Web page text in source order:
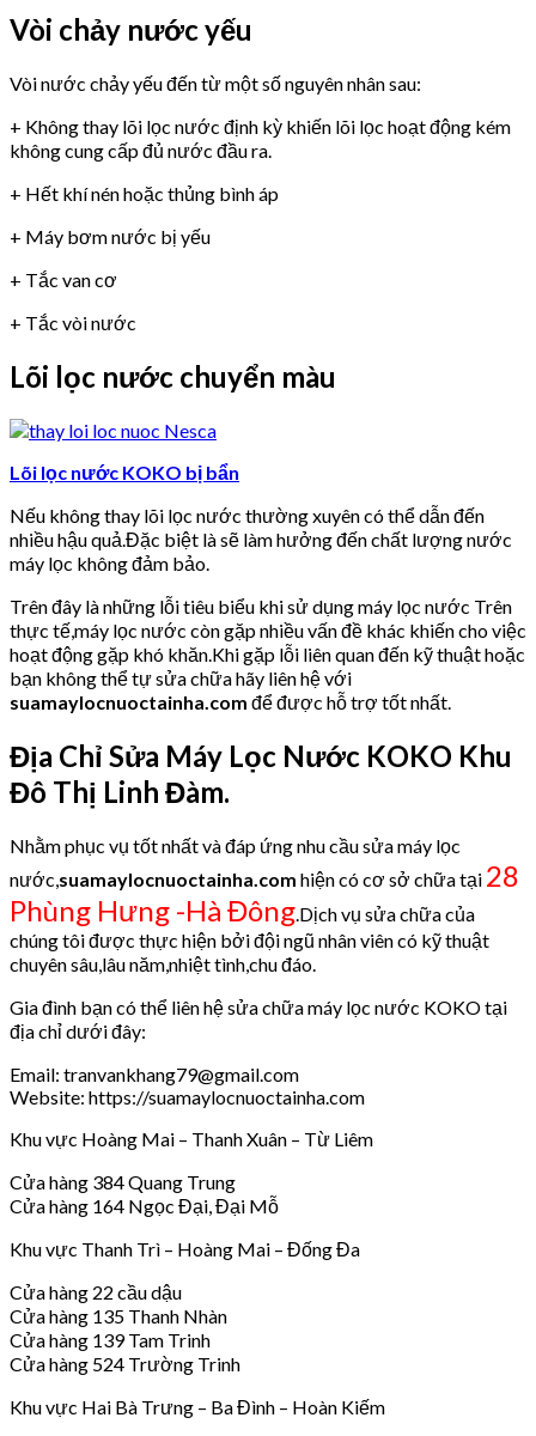
Vòi chảy nước yếu
Vòi nước chảy yếu đến từ một số nguyên nhân sau:
+ Không thay lõi lọc nước định kỳ khiến lõi lọc hoạt động kém
không cung cấp đủ nước đầu ra.
+ Hết khí nén hoặc thủng bình áp
+ Máy bơm nước bị yếu
+ Tắc van cơ
+ Tắc vòi nước
Lõi lọc nước chuyển màu
Lõi lọc nước KOKO bị bẩn
Nếu không thay lõi lọc nước thường xuyên có thể dẫn đến
nhiều hậu quả.Đặc biệt là sẽ làm hưởng đến chất lượng nước
máy lọc không đảm bảo.
Trên đây là những lỗi tiêu biểu khi sử dụng máy lọc nước Trên
thực tế,máy lọc nước còn gặp nhiều vấn đề khác khiến cho việc
hoạt động gặp khó khăn.Khi gặp lỗi liên quan đến kỹ thuật hoặc
bạn không thể tự sửa chữa hãy liên hệ với
suamaylocnuoctainha.com để được hỗ trợ tốt nhất.
Địa Chỉ Sửa Máy Lọc Nước KOKO Khu
Đô Thị Linh Đàm.
Nhằm phục vụ tốt nhất và đáp ứng nhu cầu sửa máy lọc
nước, suamaylocnuoctainha.com hiện có cơ sở chữa tại 28
Phùng Hưng -Hà Đông .Dịch vụ sửa chữa của
chúng tôi được thực hiện bởi đội ngũ nhân viên có kỹ thuật
chuyên sâu,lâu năm,nhiệt tình,chu đáo.
Gia đình bạn có thể liên hệ sửa chữa máy lọc nước KOKO tại
địa chỉ dưới đây:
Email: tranvankhang79@gmail.com
Website: https://suamaylocnuoctainha.com
Khu vực Hoàng Mai – Thanh Xuân – Từ Liêm
Cửa hàng 384 Quang Trung
Cửa hàng 164 Ngọc Đại, Đại Mỗ
Khu vực Thanh Trì – Hoàng Mai – Đống Đa
Cửa hàng 22 cầu dậu
Cửa hàng 135 Thanh Nhàn
Cửa hàng 139 Tam Trinh
Cửa hàng 524 Trường Trinh
Khu vực Hai Bà Trưng – Ba Đình – Hoàn Kiếm